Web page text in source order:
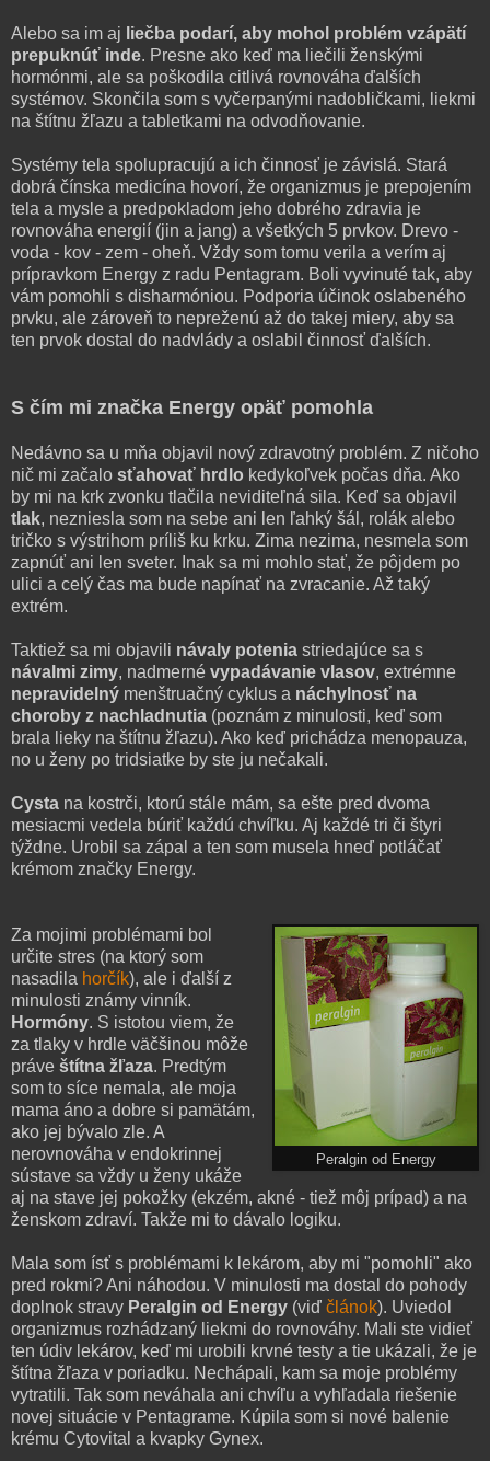
Alebo sa im aj liečba podarí, aby mohol problém vzápätí
prepuknúť inde. Presne ako keď ma liečili ženskými
hormónmi, ale sa poškodila citlivá rovnováha ďalších
systémov. Skončila som s vyčerpanými nadobličkami, liekmi
na štítnu žľazu a tabletkami na odvodňovanie.
Systémy tela spolupracujú a ich činnosť je závislá. Stará
dobrá čínska medicína hovorí, že organizmus je prepojením
tela a mysle a predpokladom jeho dobrého zdravia je
rovnováha energií (jin a jang) a všetkých 5 prvkov. Drevo -
voda - kov - zem - oheň. Vždy som tomu verila a verím aj
prípravkom Energy z radu Pentagram. Boli vyvinuté tak, aby
vám pomohli s disharmóniou. Podporia účinok oslabeného
prvku, ale zároveň to nepreženú až do takej miery, aby sa
ten prvok dostal do nadvlády a oslabil činnosť ďalších.
S čím mi značka Energy opäť pomohla
Nedávno sa u mňa objavil nový zdravotný problém. Z ničoho
nič mi začalo sťahovať hrdlo kedykoľvek počas dňa. Ako
by mi na krk zvonku tlačila neviditeľná sila. Keď sa objavil
tlak, nezniesla som na sebe ani len ľahký šál, rolák alebo
tričko s výstrihom príliš ku krku. Zima nezima, nesmela som
zapnúť ani len sveter. Inak sa mi mohlo stať, že pôjdem po
ulici a celý čas ma bude napínať na zvracanie. Až taký
extrém.
Taktiež sa mi objavili návaly potenia striedajúce sa s
návalmi zimy, nadmerné vypadávanie vlasov, extrémne
nepravidelný menštruačný cyklus a náchylnosť na
choroby z nachladnutia (poznám z minulosti, keď som
brala lieky na štítnu žľazu). Ako keď prichádza menopauza,
no u ženy po tridsiatke by ste ju nečakali.
Cysta na kostrči, ktorú stále mám, sa ešte pred dvoma
mesiacmi vedela búriť každú chvíľku. Aj každé tri či štyri
týždne. Urobil sa zápal a ten som musela hneď potláčať
krémom značky Energy.
Peralgin od Energy
Za mojimi problémami bol
určite stres (na ktorý som
nasadila horčík), ale i ďalší z
minulosti známy vinník.
Hormóny. S istotou viem, že
za tlaky v hrdle väčšinou môže
práve štítna žľaza. Predtým
som to síce nemala, ale moja
mama áno a dobre si pamätám,
ako jej bývalo zle. A
nerovnováha v endokrinnej
sústave sa vždy u ženy ukáže
aj na stave jej pokožky (ekzém, akné - tiež môj prípad) a na
ženskom zdraví. Takže mi to dávalo logiku.
Mala som ísť s problémami k lekárom, aby mi "pomohli" ako
pred rokmi? Ani náhodou. V minulosti ma dostal do pohody
doplnok stravy Peralgin od Energy (viď článok). Uviedol
organizmus rozhádzaný liekmi do rovnováhy. Mali ste vidieť
ten údiv lekárov, keď mi urobili krvné testy a tie ukázali, že je
štítna žľaza v poriadku. Nechápali, kam sa moje problémy
vytratili. Tak som neváhala ani chvíľu a vyhľadala riešenie
novej situácie v Pentagrame. Kúpila som si nové balenie
krému Cytovital a kvapky Gynex.